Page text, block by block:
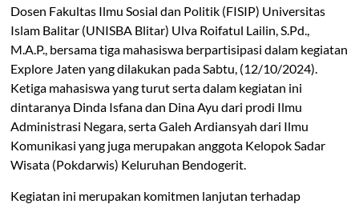
Dosen Fakultas Ilmu Sosial dan Politik (FISIP) Universitas
Islam Balitar (UNISBA Blitar) Ulva Roifatul Lailin, S.Pd.,
M.A.P., bersama tiga mahasiswa berpartisipasi dalam kegiatan
Explore Jaten yang dilakukan pada Sabtu, (12/10/2024).
Ketiga mahasiswa yang turut serta dalam kegiatan ini
dintaranya Dinda Isfana dan Dina Ayu dari prodi Ilmu
Administrasi Negara, serta Galeh Ardiansyah dari Ilmu
Komunikasi yang juga merupakan anggota Kelopok Sadar
Wisata (Pokdarwis) Keluruhan Bendogerit.
Kegiatan ini merupakan komitmen lanjutan terhadap